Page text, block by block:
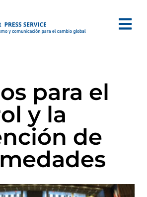
para el
y la
de